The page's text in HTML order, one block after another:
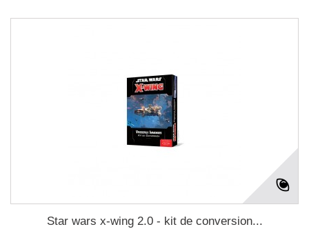
Star wars x-wing 2.0 - kit de conversion...